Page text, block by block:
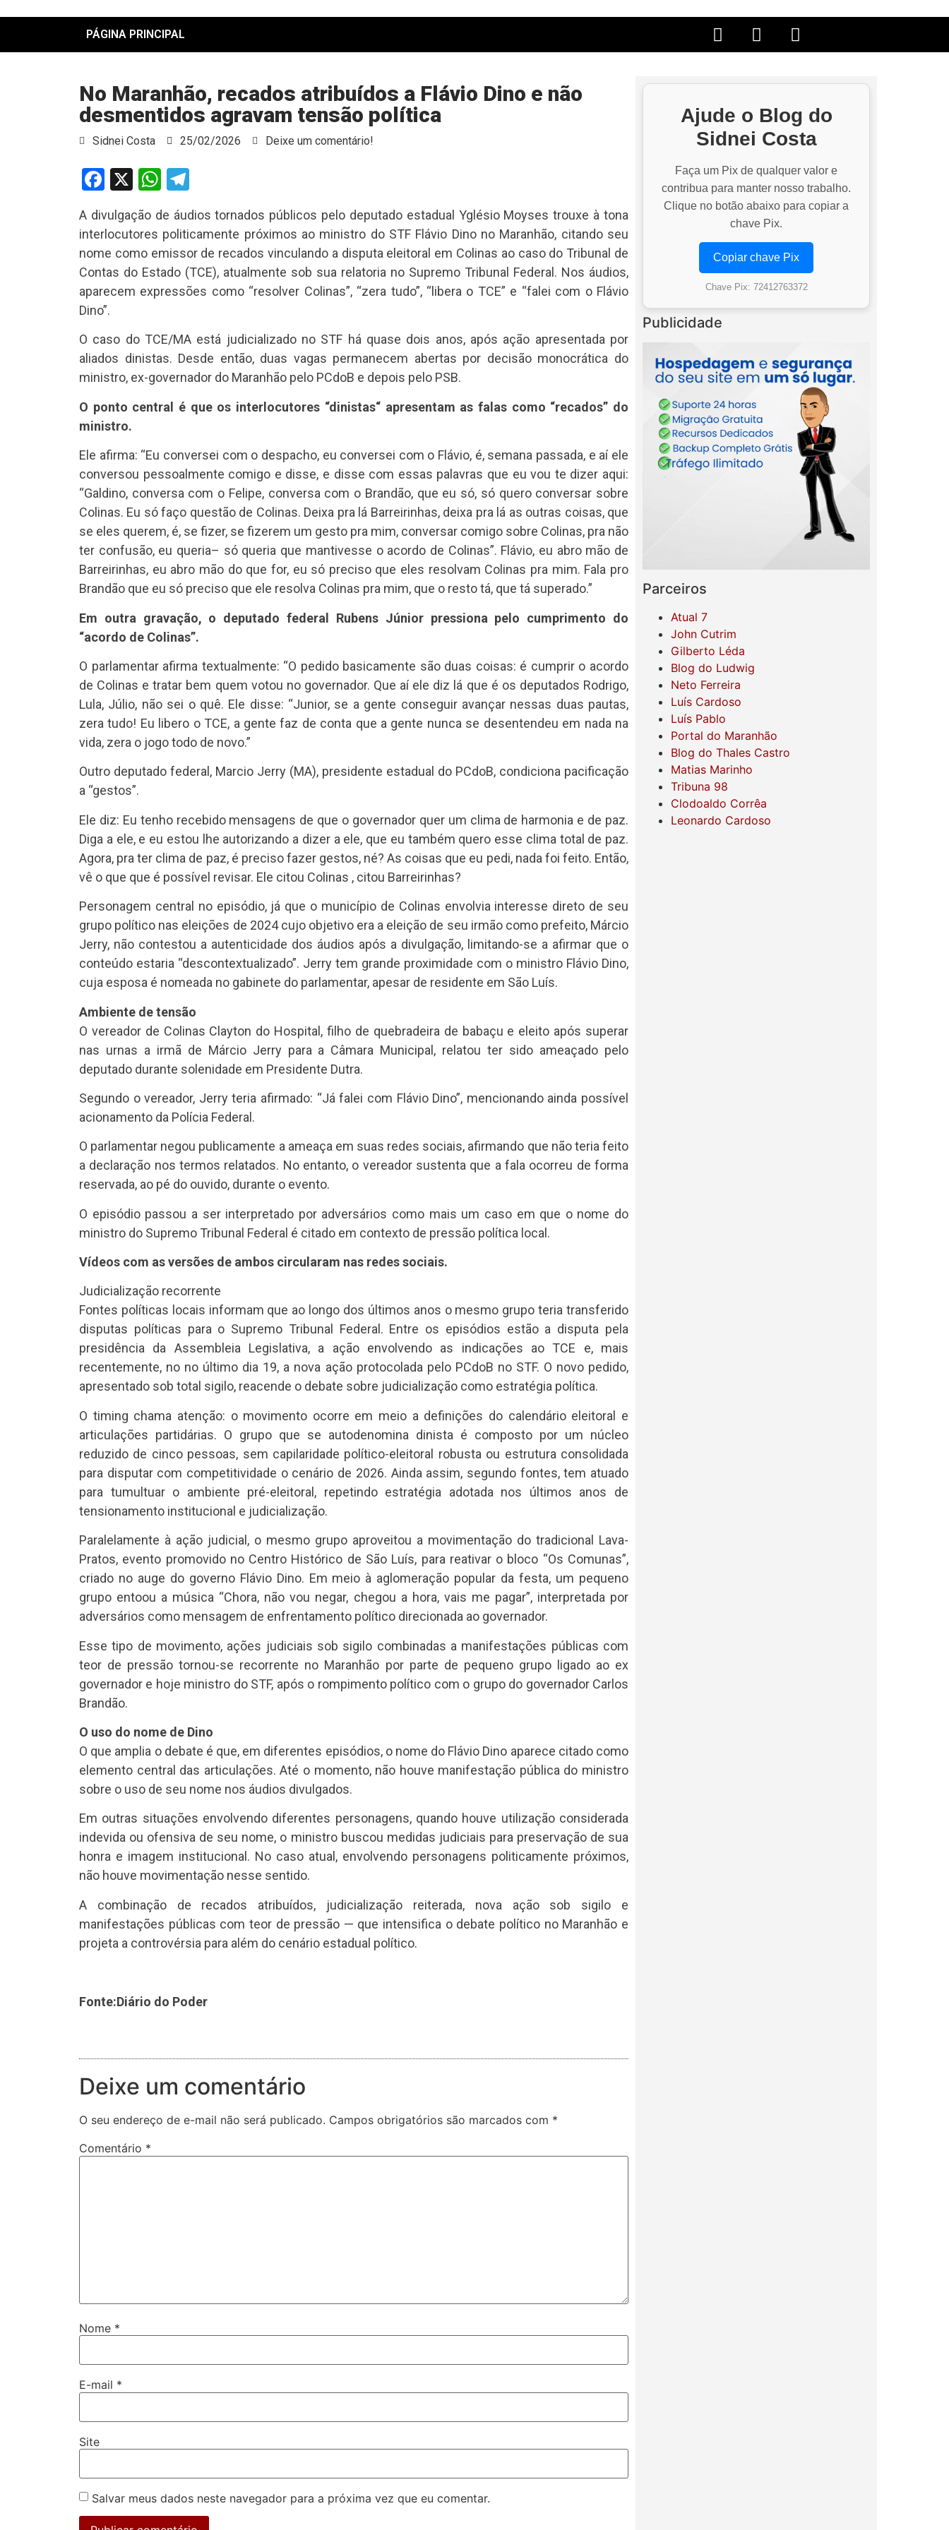
PÁGINA PRINCIPAL
No Maranhão, recados atribuídos a Flávio Dino e não
desmentidos agravam tensão política
Sidnei Costa 25/02/2026 Deixe um comentário!
Facebook
X WhatsApp
A divulgação de áudios tornados públicos pelo deputado estadual Yglésio Moyses trouxe à tona
interlocutores politicamente próximos ao ministro do STF Flávio Dino no Maranhão, citando seu
nome como emissor de recados vinculando a disputa eleitoral em Colinas ao caso do Tribunal de
Contas do Estado (TCE), atualmente sob sua relatoria no Supremo Tribunal Federal. Nos áudios,
aparecem expressões como “resolver Colinas”, “zera tudo”, “libera o TCE” e “falei com o Flávio
Dino”.
O caso do TCE/MA está judicializado no STF há quase dois anos, após ação apresentada por
aliados dinistas. Desde então, duas vagas permanecem abertas por decisão monocrática do
ministro, ex-governador do Maranhão pelo PCdoB e depois pelo PSB.
O ponto central é que os interlocutores “dinistas“ apresentam as falas como “recados” do
ministro.
Ele afirma: “Eu conversei com o despacho, eu conversei com o Flávio, é, semana passada, e aí ele
conversou pessoalmente comigo e disse, e disse com essas palavras que eu vou te dizer aqui:
“Galdino, conversa com o Felipe, conversa com o Brandão, que eu só, só quero conversar sobre
Colinas. Eu só faço questão de Colinas. Deixa pra lá Barreirinhas, deixa pra lá as outras coisas, que
se eles querem, é, se fizer, se fizerem um gesto pra mim, conversar comigo sobre Colinas, pra não
ter confusão, eu queria– só queria que mantivesse o acordo de Colinas”. Flávio, eu abro mão de
Barreirinhas, eu abro mão do que for, eu só preciso que eles resolvam Colinas pra mim. Fala pro
Brandão que eu só preciso que ele resolva Colinas pra mim, que o resto tá, que tá superado.”
Em outra gravação, o deputado federal Rubens Júnior pressiona pelo cumprimento do
“acordo de Colinas”.
O parlamentar afirma textualmente: “O pedido basicamente são duas coisas: é cumprir o acordo
de Colinas e tratar bem quem votou no governador. Que aí ele diz lá que é os deputados Rodrigo,
Lula, Júlio, não sei o quê. Ele disse: “Junior, se a gente conseguir avançar nessas duas pautas,
zera tudo! Eu libero o TCE, a gente faz de conta que a gente nunca se desentendeu em nada na
vida, zera o jogo todo de novo.”
Outro deputado federal, Marcio Jerry (MA), presidente estadual do PCdoB, condiciona pacificação
a “gestos”.
Ele diz: Eu tenho recebido mensagens de que o governador quer um clima de harmonia e de paz.
Diga a ele, e eu estou lhe autorizando a dizer a ele, que eu também quero esse clima total de paz.
Agora, pra ter clima de paz, é preciso fazer gestos, né? As coisas que eu pedi, nada foi feito. Então,
vê o que que é possível revisar. Ele citou Colinas , citou Barreirinhas?
Personagem central no episódio, já que o município de Colinas envolvia interesse direto de seu
grupo político nas eleições de 2024 cujo objetivo era a eleição de seu irmão como prefeito, Márcio
Jerry, não contestou a autenticidade dos áudios após a divulgação, limitando-se a afirmar que o
conteúdo estaria “descontextualizado”. Jerry tem grande proximidade com o ministro Flávio Dino,
cuja esposa é nomeada no gabinete do parlamentar, apesar de residente em São Luís.
Ambiente de tensão
O vereador de Colinas Clayton do Hospital, filho de quebradeira de babaçu e eleito após superar
nas urnas a irmã de Márcio Jerry para a Câmara Municipal, relatou ter sido ameaçado pelo
deputado durante solenidade em Presidente Dutra.
Segundo o vereador, Jerry teria afirmado: “Já falei com Flávio Dino”, mencionando ainda possível
acionamento da Polícia Federal.
O parlamentar negou publicamente a ameaça em suas redes sociais, afirmando que não teria feito
a declaração nos termos relatados. No entanto, o vereador sustenta que a fala ocorreu de forma
reservada, ao pé do ouvido, durante o evento.
O episódio passou a ser interpretado por adversários como mais um caso em que o nome do
ministro do Supremo Tribunal Federal é citado em contexto de pressão política local.
Vídeos com as versões de ambos circularam nas redes sociais.
Judicialização recorrente
Fontes políticas locais informam que ao longo dos últimos anos o mesmo grupo teria transferido
disputas políticas para o Supremo Tribunal Federal. Entre os episódios estão a disputa pela
presidência da Assembleia Legislativa, a ação envolvendo as indicações ao TCE e, mais
recentemente, no no último dia 19, a nova ação protocolada pelo PCdoB no STF. O novo pedido,
apresentado sob total sigilo, reacende o debate sobre judicialização como estratégia política.
O timing chama atenção: o movimento ocorre em meio a definições do calendário eleitoral e
articulações partidárias. O grupo que se autodenomina dinista é composto por um núcleo
reduzido de cinco pessoas, sem capilaridade político-eleitoral robusta ou estrutura consolidada
para disputar com competitividade o cenário de 2026. Ainda assim, segundo fontes, tem atuado
para tumultuar o ambiente pré-eleitoral, repetindo estratégia adotada nos últimos anos de
tensionamento institucional e judicialização.
Paralelamente à ação judicial, o mesmo grupo aproveitou a movimentação do tradicional Lava-
Pratos, evento promovido no Centro Histórico de São Luís, para reativar o bloco “Os Comunas”,
criado no auge do governo Flávio Dino. Em meio à aglomeração popular da festa, um pequeno
grupo entoou a música “Chora, não vou negar, chegou a hora, vais me pagar”, interpretada por
adversários como mensagem de enfrentamento político direcionada ao governador.
Esse tipo de movimento, ações judiciais sob sigilo combinadas a manifestações públicas com
teor de pressão tornou-se recorrente no Maranhão por parte de pequeno grupo ligado ao ex
governador e hoje ministro do STF, após o rompimento político com o grupo do governador Carlos
Brandão.
O uso do nome de Dino
O que amplia o debate é que, em diferentes episódios, o nome do Flávio Dino aparece citado como
elemento central das articulações. Até o momento, não houve manifestação pública do ministro
sobre o uso de seu nome nos áudios divulgados.
Em outras situações envolvendo diferentes personagens, quando houve utilização considerada
indevida ou ofensiva de seu nome, o ministro buscou medidas judiciais para preservação de sua
honra e imagem institucional. No caso atual, envolvendo personagens politicamente próximos,
não houve movimentação nesse sentido.
A combinação de recados atribuídos, judicialização reiterada, nova ação sob sigilo e
manifestações públicas com teor de pressão — que intensifica o debate político no Maranhão e
projeta a controvérsia para além do cenário estadual político.
Fonte:Diário do Poder
Deixe um comentário
O seu endereço de e-mail não será publicado. Campos obrigatórios são marcados com *
Comentário *
Nome *
E-mail *
Site
Salvar meus dados neste navegador para a próxima vez que eu comentar.
Ajude o Blog do
Sidnei Costa
Faça um Pix de qualquer valor e
contribua para manter nosso trabalho.
Clique no botão abaixo para copiar a
chave Pix.
Copiar chave Pix
Chave Pix: 72412763372
Publicidade
Parceiros
Atual 7
John Cutrim
Gilberto Léda
Blog do Ludwig
Neto Ferreira
Luís Cardoso
Luís Pablo
Portal do Maranhão
Blog do Thales Castro
Matias Marinho
Tribuna 98
Clodoaldo Corrêa
Leonardo Cardoso